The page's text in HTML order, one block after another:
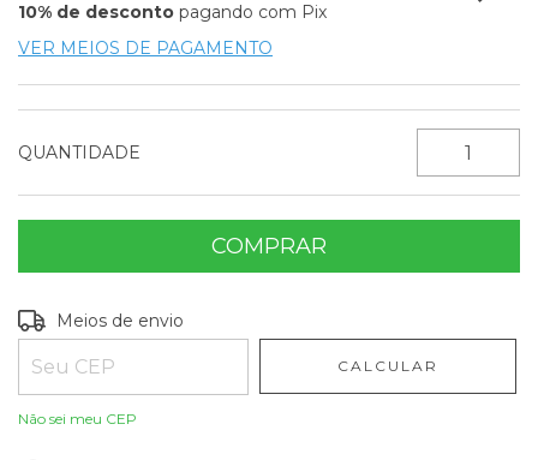
10% de desconto pagando com Pix
VER MEIOS DE PAGAMENTO
QUANTIDADE
Entregas para o CEP:
Meios de envio
CALCULAR
Não sei meu CEP